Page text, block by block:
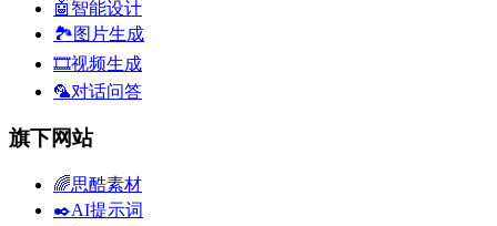
🤖智能设计
🏞️图片生成
🎞️视频生成
🦜对话问答
旗下网站
🌈思酷素材
✒️AI提示词